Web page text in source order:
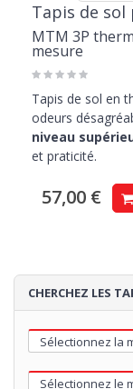
Tapis de sol
MTM 3P
mesure
Tapis de sol en
odeurs
niveau
et praticité.
57,00 €
CHERCHEZ LES